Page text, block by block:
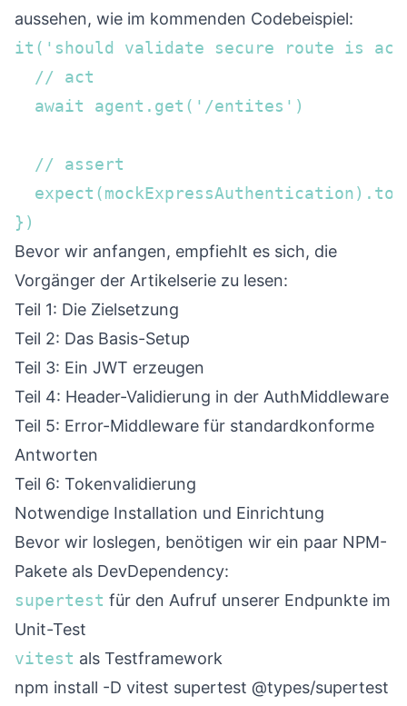
aussehen, wie im kommenden Codebeispiel:
it('should validate secure route is
  // act
  await agent.get('/entites')
  // assert
})
Bevor wir anfangen, empfiehlt es sich, die
Vorgänger der Artikelserie zu lesen:
Teil 1: Die Zielsetzung
Teil 2: Das Basis-Setup
Teil 3: Ein JWT erzeugen
Teil 4: Header-Validierung in der AuthMiddleware
Teil 5: Error-Middleware für standardkonforme
Antworten
Teil 6: Tokenvalidierung
Notwendige Installation und Einrichtung
Bevor wir loslegen, benötigen wir ein paar NPM-
Pakete als DevDependency:
supertest für den Aufruf unserer Endpunkte im
Unit-Test
vitest als Testframework
npm install -D vitest supertest @types/supertest